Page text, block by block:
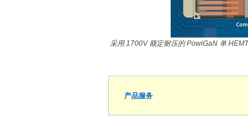
采用 1700V 额定耐压的 PowiGaN 单
产品服务